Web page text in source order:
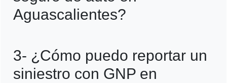
cada cliente.
Aguascalientes?
es obligatorio contar con un seguro de
responsabilidad civil para circular
3- ¿Cómo puedo reportar un
siniestro con GNP en